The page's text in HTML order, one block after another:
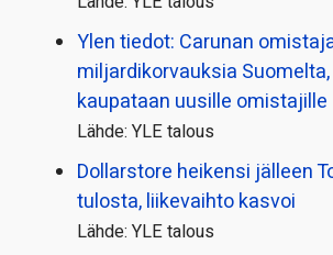
Ylen tiedot: Carunan
miljardi­korvauksia
kaupataan uusille omistajille
Lähde: YLE talous
Dollarstore heikensi jälleen
tulosta, liikevaihto kasvoi
Lähde: YLE talous